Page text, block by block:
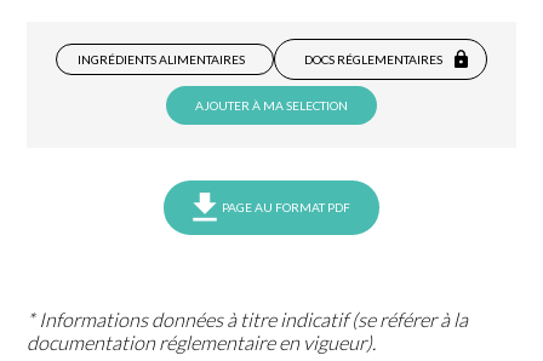
INGRÉDIENTS ALIMENTAIRES DOCS RÉGLEMENTAIRES
AJOUTER À MA SELECTION
PAGE AU FORMAT PDF
* Informations données à titre indicatif (se référer à la
documentation réglementaire en vigueur).